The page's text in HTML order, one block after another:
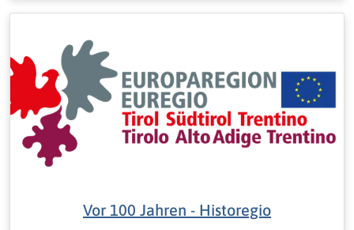
Vor 100 Jahren - Historegio